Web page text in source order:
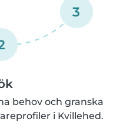
3
behov och granska
i Kvillehed.